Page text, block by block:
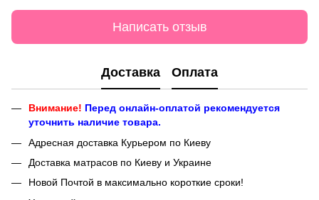
Написать отзыв
Доставка Оплата
Внимание! Перед онлайн-оплатой рекомендуется
уточнить наличие товара.
Адресная доставка Курьером по Киеву
Доставка матрасов по Киеву и Украине
Новой Почтой в максимально короткие сроки!